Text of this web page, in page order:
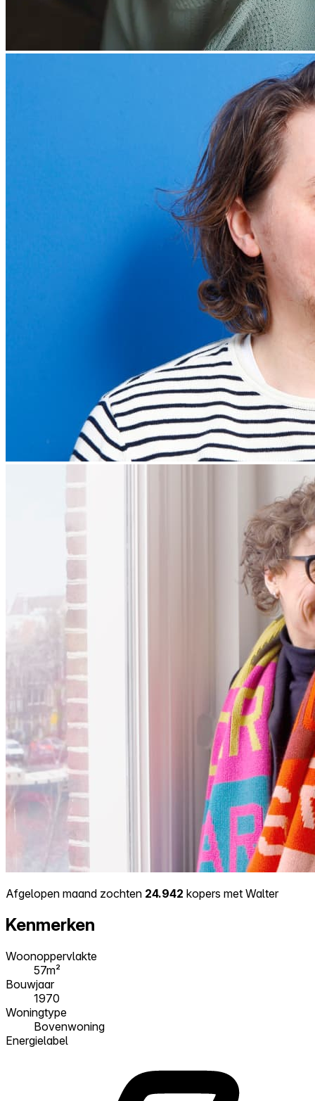
Afgelopen maand zochten 24.942 kopers met Walter
Kenmerken
Woonoppervlakte
57m²
Bouwjaar
1970
Woningtype
Bovenwoning
Energielabel